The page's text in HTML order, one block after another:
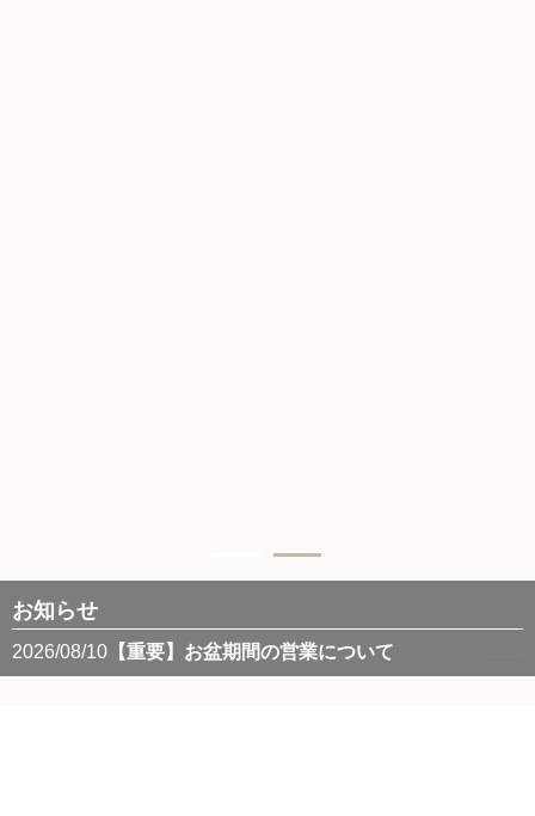
お知らせ
2026/08/10 【重要】お盆期間の営業について